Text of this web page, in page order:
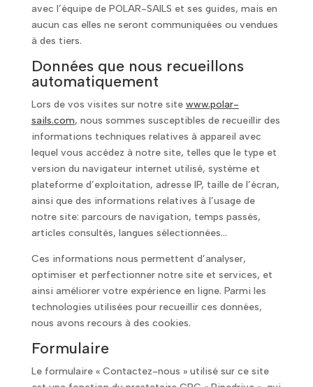
avec l’équipe de POLAR-SAILS et ses guides, mais en
aucun cas elles ne seront communiquées ou vendues
à des tiers.
Données que nous recueillons
automatiquement
Lors de vos visites sur notre site www.polar-
sails.com, nous sommes susceptibles de recueillir des
informations techniques relatives à appareil avec
lequel vous accédez à notre site, telles que le type et
version du navigateur internet utilisé, système et
plateforme d’exploitation, adresse IP, taille de l’écran,
ainsi que des informations relatives à l’usage de
notre site: parcours de navigation, temps passés,
articles consultés, langues sélectionnées…
Ces informations nous permettent d’analyser,
optimiser et perfectionner notre site et services, et
ainsi améliorer votre expérience en ligne. Parmi les
technologies utilisées pour recueillir ces données,
nous avons recours à des cookies.
Formulaire
Le formulaire « Contactez-nous » utilisé sur ce site